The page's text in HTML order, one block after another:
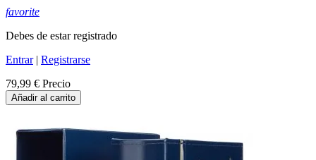
favorite
Debes de estar registrado
Entrar| Registrarse
79,99 € Precio
Añadir al carrito